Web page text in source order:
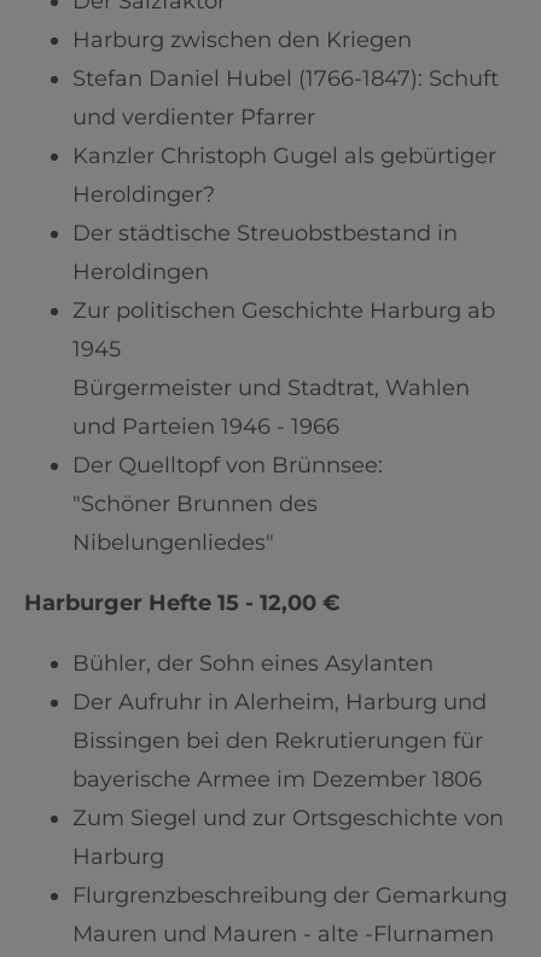
Harburg zwischen den Kriegen
Stefan Daniel Hubel (1766-1847): Schuft
und verdienter Pfarrer
Kanzler Christoph Gugel als gebürtiger
Heroldinger?
Der städtische Streuobstbestand in
Heroldingen
Zur politischen Geschichte Harburg ab
1945
Bürgermeister und Stadtrat, Wahlen
und Parteien 1946 - 1966
Der Quelltopf von Brünnsee:
"Schöner Brunnen des
Nibelungenliedes"
Harburger Hefte 15 - 12,00 €
Bühler, der Sohn eines Asylanten
Der Aufruhr in Alerheim, Harburg und
Bissingen bei den Rekrutierungen für
bayerische Armee im Dezember 1806
Zum Siegel und zur Ortsgeschichte von
Harburg
Flurgrenzbeschreibung der Gemarkung
Mauren und Mauren - alte -Flurnamen